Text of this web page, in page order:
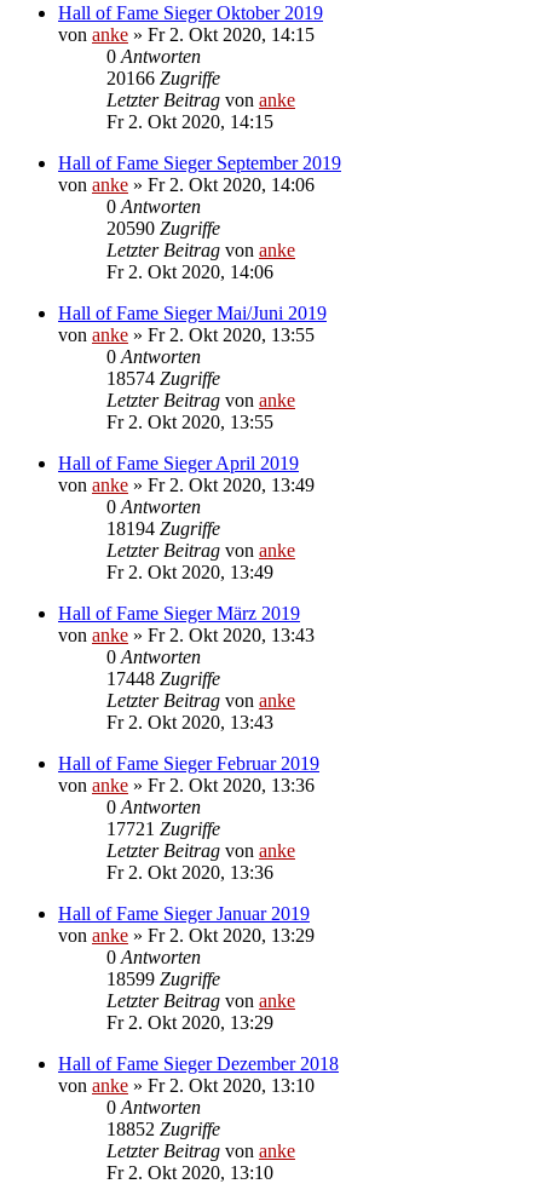
Hall of Fame Sieger Oktober 2019
von anke » Fr 2. Okt 2020, 14:15
0 Antworten
20166 Zugriffe
Letzter Beitrag von anke
Fr 2. Okt 2020, 14:15
Hall of Fame Sieger September 2019
von anke » Fr 2. Okt 2020, 14:06
0 Antworten
20590 Zugriffe
Letzter Beitrag von anke
Fr 2. Okt 2020, 14:06
Hall of Fame Sieger Mai/Juni 2019
von anke » Fr 2. Okt 2020, 13:55
0 Antworten
18574 Zugriffe
Letzter Beitrag von anke
Fr 2. Okt 2020, 13:55
Hall of Fame Sieger April 2019
von anke » Fr 2. Okt 2020, 13:49
0 Antworten
18194 Zugriffe
Letzter Beitrag von anke
Fr 2. Okt 2020, 13:49
Hall of Fame Sieger März 2019
von anke » Fr 2. Okt 2020, 13:43
0 Antworten
17448 Zugriffe
Letzter Beitrag von anke
Fr 2. Okt 2020, 13:43
Hall of Fame Sieger Februar 2019
von anke » Fr 2. Okt 2020, 13:36
0 Antworten
17721 Zugriffe
Letzter Beitrag von anke
Fr 2. Okt 2020, 13:36
Hall of Fame Sieger Januar 2019
von anke » Fr 2. Okt 2020, 13:29
0 Antworten
18599 Zugriffe
Letzter Beitrag von anke
Fr 2. Okt 2020, 13:29
Hall of Fame Sieger Dezember 2018
von anke » Fr 2. Okt 2020, 13:10
0 Antworten
18852 Zugriffe
Letzter Beitrag von anke
Fr 2. Okt 2020, 13:10